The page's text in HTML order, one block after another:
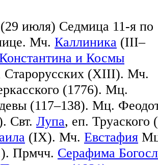
(29 июля) Седмица 11-я по
Мч. Каллиника (III–
и Космы
Старорусских (XIII). Мч.
(1776). Мц.
(117–138). Мц.
Свт. Лупа, еп. Труаского
(IX). Мч. Евстафия
Прмчч. Серафима